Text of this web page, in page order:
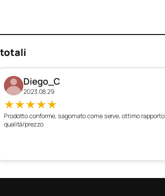
totali
Diego_C
2023.08.29
★★★★★
Prodotto conforme, sagomato come serve, ottimo rapporto
qualità/prezzo